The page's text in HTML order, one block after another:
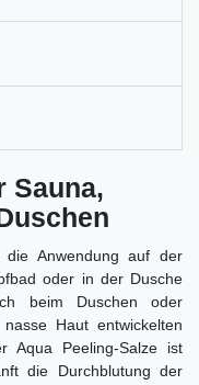
Sauna,
die Anwendung auf der
oder in der Dusche
beim Duschen oder
Haut entwickelten
Aqua Peeling-Salze ist
die Durchblutung der